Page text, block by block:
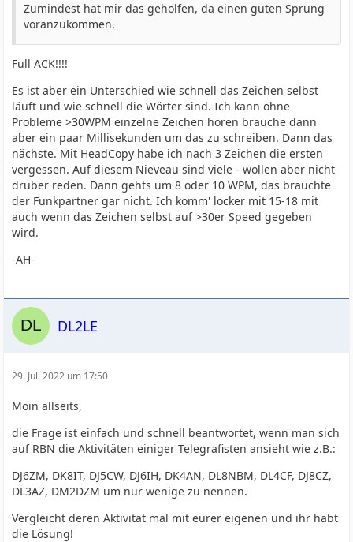
Zumindest hat mir das geholfen, da einen guten Sprung
voranzukommen.
Full ACK!!!!
Es ist aber ein Unterschied wie schnell das Zeichen selbst
läuft und wie schnell die Wörter sind. Ich kann ohne
Probleme >30WPM einzelne Zeichen hören brauche dann
aber ein paar Millisekunden um das zu schreiben. Dann das
nächste. Mit HeadCopy habe ich nach 3 Zeichen die ersten
vergessen. Auf diesem Nieveau sind viele - wollen aber nicht
drüber reden. Dann gehts um 8 oder 10 WPM, das bräuchte
der Funkpartner gar nicht. Ich komm' locker mit 15-18 mit
auch wenn das Zeichen selbst auf >30er Speed gegeben
wird.
-AH-
DL2LE
29. Juli 2022 um 17:50
Moin allseits,
die Frage ist einfach und schnell beantwortet, wenn man sich
auf RBN die Aktivitäten einiger Telegrafisten ansieht wie z.B.:
DJ6ZM, DK8IT, DJ5CW, DJ6IH, DK4AN, DL8NBM, DL4CF, DJ8CZ,
DL3AZ, DM2DZM um nur wenige zu nennen.
Vergleicht deren Aktivität mal mit eurer eigenen und ihr habt
die Lösung!